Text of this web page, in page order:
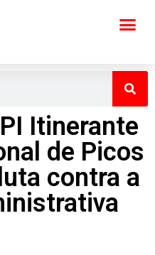
Itinerante
de Picos
contra a